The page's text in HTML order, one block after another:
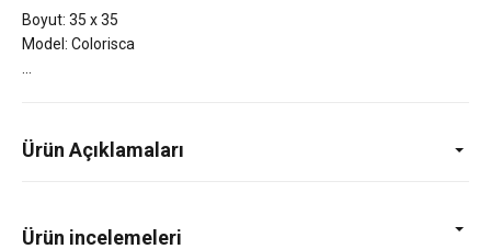
Boyut: 35 x 35
Model: Colorisca
Ürün Açıklamaları